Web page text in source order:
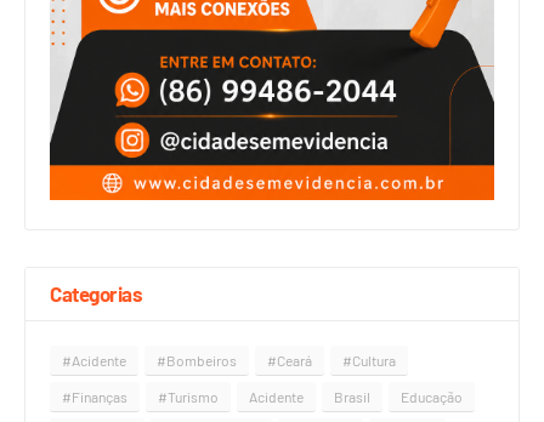
Categorias
#Acidente #Bombeiros #Ceará #Cultura
#Finanças #Turismo Acidente Brasil Educação